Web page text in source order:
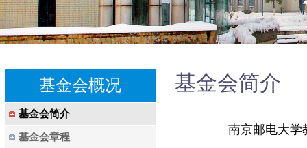
基金会概况
基金会简介
基金会章程
基金会简介
南京邮电大学